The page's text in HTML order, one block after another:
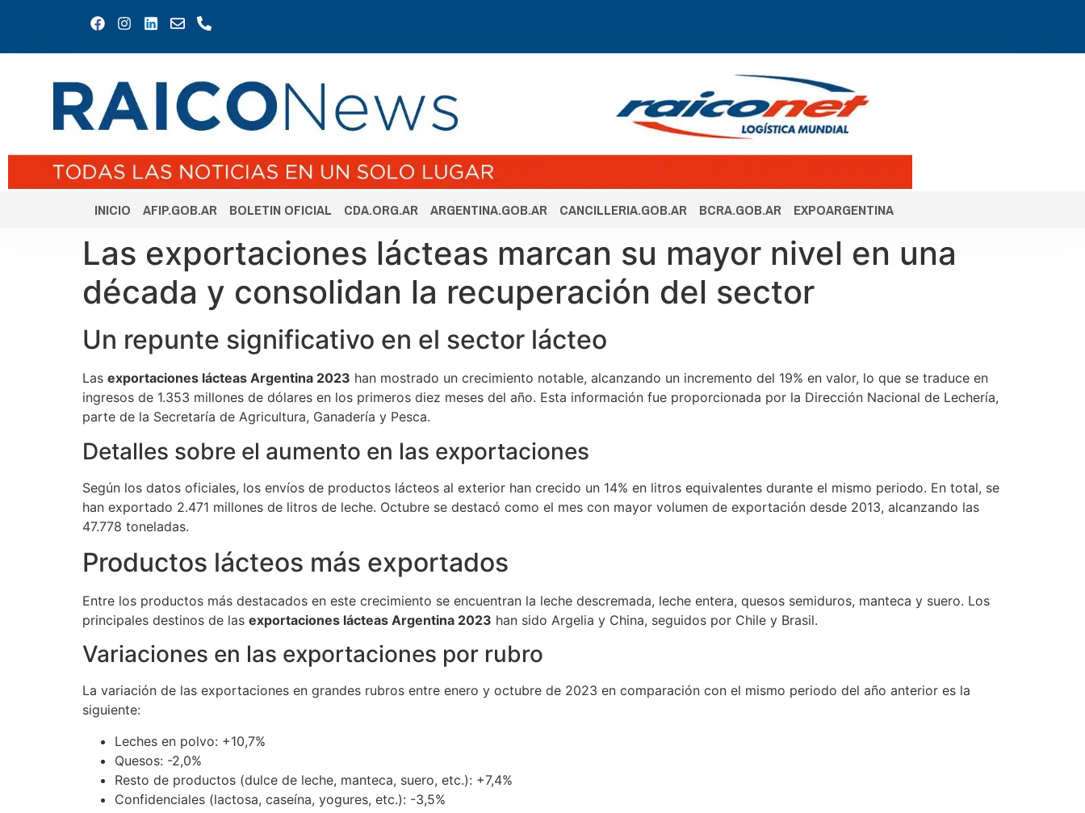
INICIO AFIP.GOB.AR BOLETIN OFICIAL CDA.ORG.AR ARGENTINA.GOB.AR CANCILLERIA.GOB.AR BCRA.GOB.AR EXPOARGENTINA
Las exportaciones lácteas marcan su mayor nivel en una
década y consolidan la recuperación del sector
Un repunte significativo en el sector lácteo
Las exportaciones lácteas Argentina 2023 han mostrado un crecimiento notable, alcanzando un incremento del 19% en valor, lo que se traduce en
ingresos de 1.353 millones de dólares en los primeros diez meses del año. Esta información fue proporcionada por la Dirección Nacional de Lechería,
parte de la Secretaría de Agricultura, Ganadería y Pesca.
Detalles sobre el aumento en las exportaciones
Según los datos oficiales, los envíos de productos lácteos al exterior han crecido un 14% en litros equivalentes durante el mismo periodo. En total, se
han exportado 2.471 millones de litros de leche. Octubre se destacó como el mes con mayor volumen de exportación desde 2013, alcanzando las
47.778 toneladas.
Productos lácteos más exportados
Entre los productos más destacados en este crecimiento se encuentran la leche descremada, leche entera, quesos semiduros, manteca y suero. Los
principales destinos de las exportaciones lácteas Argentina 2023 han sido Argelia y China, seguidos por Chile y Brasil.
Variaciones en las exportaciones por rubro
La variación de las exportaciones en grandes rubros entre enero y octubre de 2023 en comparación con el mismo periodo del año anterior es la
siguiente:
Leches en polvo: +10,7%
Quesos: -2,0%
Resto de productos (dulce de leche, manteca, suero, etc.): +7,4%
Confidenciales (lactosa, caseína, yogures, etc.): -3,5%